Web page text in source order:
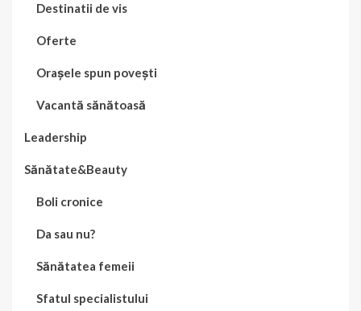
Destinatii de vis
Oferte
Orașele spun povești
Vacantă sănătoasă
Leadership
Sănătate&Beauty
Boli cronice
Da sau nu?
Sănătatea femeii
Sfatul specialistului